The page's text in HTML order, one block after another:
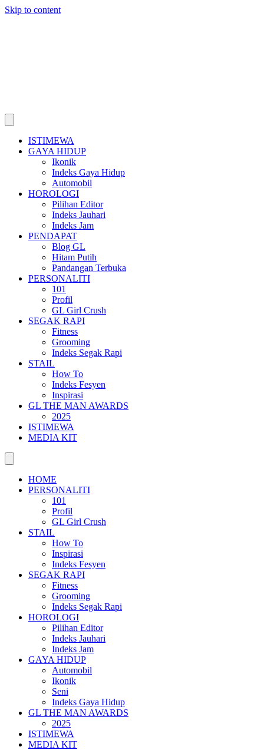
Skip to content
ISTIMEWA
GAYA HIDUP
Ikonik
Indeks Gaya Hidup
Automobil
HOROLOGI
Pilihan Editor
Indeks Jauhari
Indeks Jam
PENDAPAT
Blog GL
Hitam Putih
Pandangan Terbuka
PERSONALITI
101
Profil
GL Girl Crush
SEGAK RAPI
Fitness
Grooming
Indeks Segak Rapi
STAIL
How To
Indeks Fesyen
Inspirasi
GL THE MAN AWARDS
2025
ISTIMEWA
MEDIA KIT
HOME
PERSONALITI
101
Profil
GL Girl Crush
STAIL
How To
Inspirasi
Indeks Fesyen
SEGAK RAPI
Fitness
Grooming
Indeks Segak Rapi
HOROLOGI
Pilihan Editor
Indeks Jauhari
Indeks Jam
GAYA HIDUP
Automobil
Ikonik
Seni
Indeks Gaya Hidup
GL THE MAN AWARDS
2025
ISTIMEWA
MEDIA KIT